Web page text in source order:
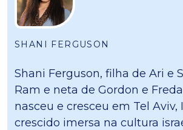
SHANI FERGUSON
Shani Ferguson, filha de Ari e
Ram e neta de Gordon e
nasceu e cresceu em Tel Aviv,
crescido imersa na cultura